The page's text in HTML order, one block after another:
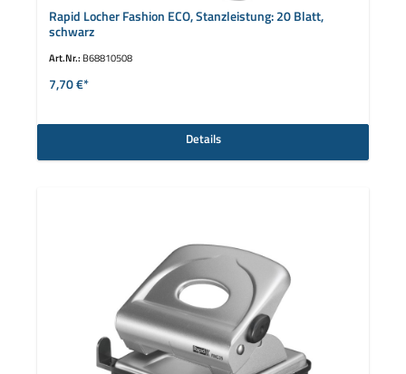
Rapid Locher Fashion ECO, Stanzleistung: 20 Blatt,
schwarz
Art.Nr.: B68810508
7,70 €*
Details